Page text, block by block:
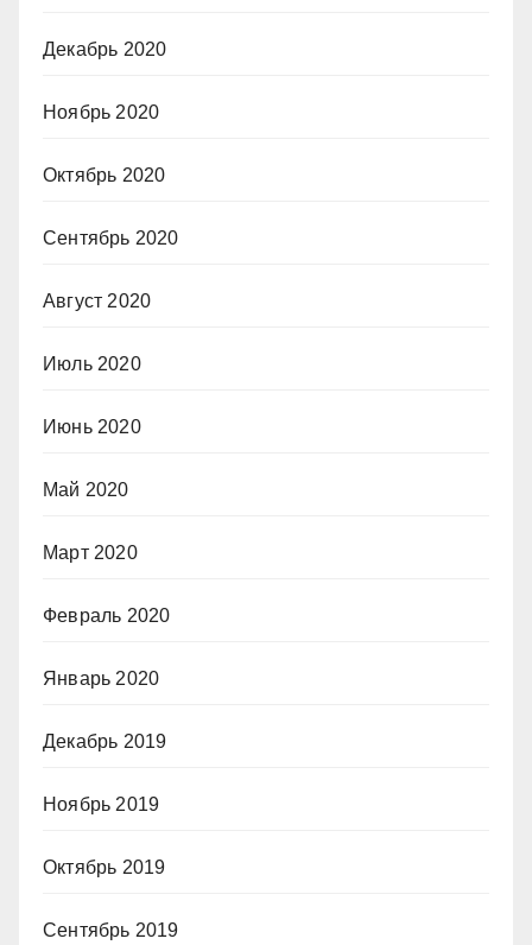
Декабрь 2020
Ноябрь 2020
Октябрь 2020
Сентябрь 2020
Август 2020
Июль 2020
Июнь 2020
Май 2020
Март 2020
Февраль 2020
Январь 2020
Декабрь 2019
Ноябрь 2019
Октябрь 2019
Сентябрь 2019